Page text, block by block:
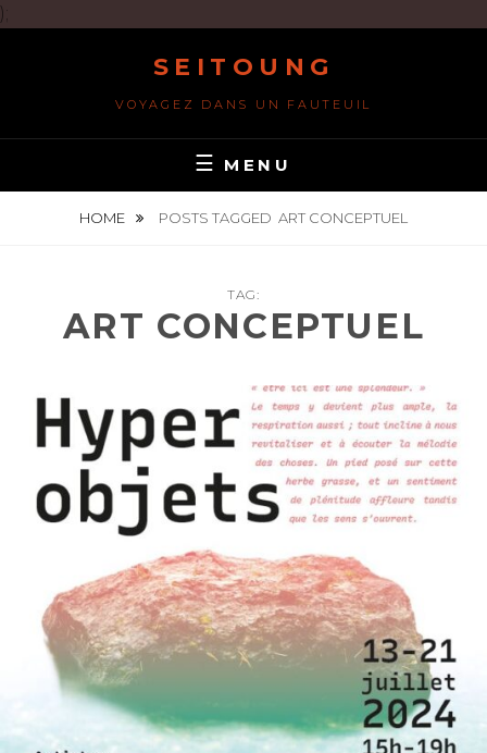
);
SEITOUNG
VOYAGEZ DANS UN FAUTEUIL
MENU
HOME POSTS TAGGED ART CONCEPTUEL
TAG:
ART CONCEPTUEL